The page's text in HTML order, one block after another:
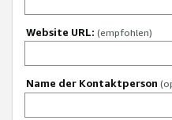
Website URL: (empfohlen)
Name der Kontaktperson